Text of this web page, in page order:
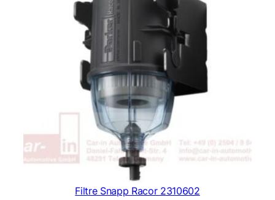
Filtre Snapp Racor 2310602